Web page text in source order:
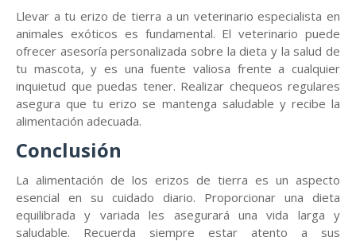
Llevar a tu erizo de tierra a un veterinario especialista en
animales exóticos es fundamental. El veterinario puede
ofrecer asesoría personalizada sobre la dieta y la salud de
tu mascota, y es una fuente valiosa frente a cualquier
inquietud que puedas tener. Realizar chequeos regulares
asegura que tu erizo se mantenga saludable y recibe la
alimentación adecuada.
Conclusión
La alimentación de los erizos de tierra es un aspecto
esencial en su cuidado diario. Proporcionar una dieta
equilibrada y variada les asegurará una vida larga y
saludable. Recuerda siempre estar atento a sus